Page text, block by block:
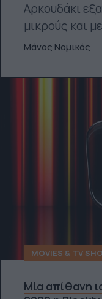
Αρκουδάκι
μικρούς και
Μάνος Νομικός
MOVIES & TV
Μία απίθανη